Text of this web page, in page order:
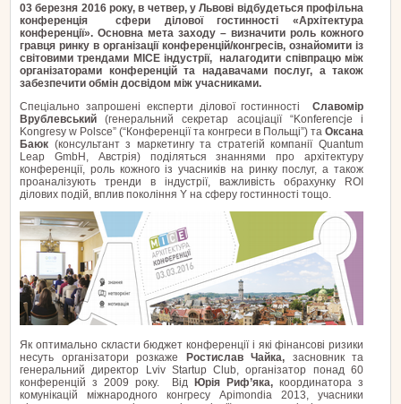
03 березня 2016 року, в четвер, у Львові відбудеться профільна
конференція сфери ділової гостинності «Архітектура
конференції». Основна мета заходу – визначити роль кожного
гравця ринку в організації конференцій/конгресів, ознайомити із
світовими трендами МІСЕ індустрії, налагодити співпрацю між
організаторами конференцій та надавачами послуг, а також
забезпечити обмін досвідом між учасниками.
Спеціально запрошені експерти ділової гостинності Славомір
Врублевський (генеральний секретар асоціації “Konferencje i
Kongresy w Polsce” (“Конференції та конгреси в Польщі”) та Оксана
Баюк (консультант з маркетингу та стратегій компанії Quantum
Leap GmbH, Австрія) поділяться знаннями про архітектуру
конференції, роль кожного із учасників на ринку послуг, а також
проаналізують тренди в індустрії, важливість обрахунку ROI
ділових подій, вплив покоління Y на сферу гостинності тощо.
Як оптимально скласти бюджет конференції і які фінансові ризики
несуть організатори розкаже Ростислав Чайка, засновник та
генеральний директор Lviv Startup Club, організатор понад 60
конференцій з 2009 року. Від Юрія Риф’яка, координатора з
комунікацій міжнародного конгресу Apimondia 2013, учасники